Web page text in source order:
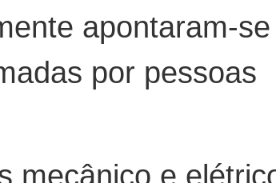
apontaram-
por pessoas
mecânico e